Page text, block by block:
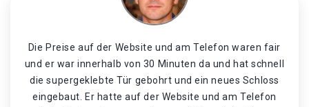
Die Preise auf der Website und am Telefon waren fair
und er war innerhalb von 30 Minuten da und hat schnell
die supergeklebte Tür gebohrt und ein neues Schloss
eingebaut. Er hatte auf der Website und am Telefon